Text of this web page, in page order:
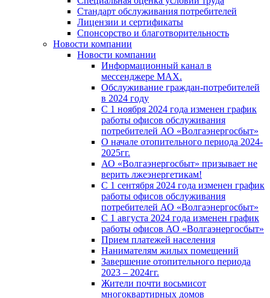
Стандарт обслуживания потребителей
Лицензии и сертификаты
Спонсорство и благотворительность
Новости компании
Новости компании
Информационный канал в
мессенджере MAX.
Обслуживание граждан-потребителей
в 2024 году
С 1 ноября 2024 года изменен график
работы офисов обслуживания
потребителей АО «Волгаэнергосбыт»
О начале отопительного периода 2024-
2025гг.
АО «Волгаэнергосбыт» призывает не
верить лжеэнергетикам!
С 1 сентября 2024 года изменен график
работы офисов обслуживания
потребителей АО «Волгаэнергосбыт»
С 1 августа 2024 года изменен график
работы офисов АО «Волгаэнергосбыт»
Прием платежей населения
Нанимателям жилых помещений
Завершение отопительного периода
2023 – 2024гг.
Жители почти восьмисот
многоквартирных домов